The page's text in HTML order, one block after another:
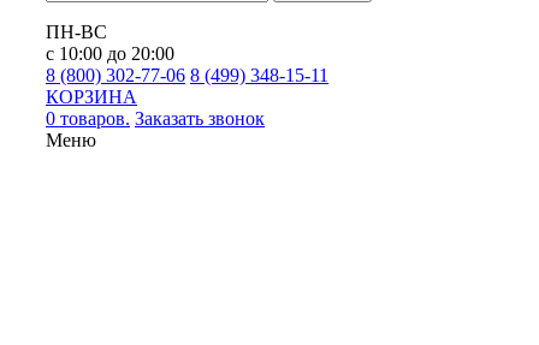
ПН-ВС
с 10:00 до 20:00
8 (800) 302-77-06 8 (499) 348-15-11
КОРЗИНА
0 товаров. Заказать звонок
Меню